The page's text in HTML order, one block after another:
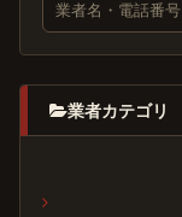
業者カテゴリ